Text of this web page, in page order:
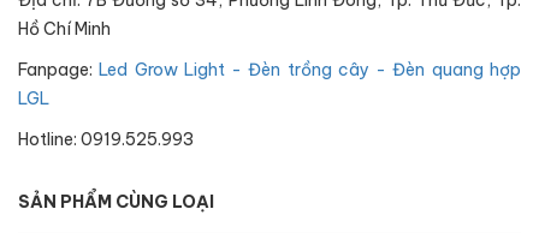
Hồ Chí Minh
Fanpage:Led Grow Light - Đèn trồng cây - Đèn quang hợp
LGL
Hotline: 0919.525.993
SẢN PHẨM CÙNG LOẠI